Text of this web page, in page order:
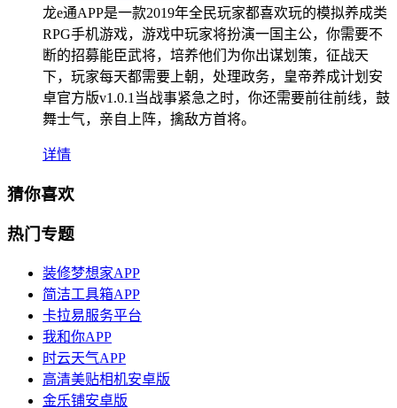
龙e通APP是一款2019年全民玩家都喜欢玩的模拟养成类
RPG手机游戏，游戏中玩家将扮演一国主公，你需要不
断的招募能臣武将，培养他们为你出谋划策，征战天
下，玩家每天都需要上朝，处理政务，皇帝养成计划安
卓官方版v1.0.1当战事紧急之时，你还需要前往前线，鼓
舞士气，亲自上阵，擒敌方首将。
详情
猜你喜欢
热门专题
装修梦想家APP
简洁工具箱APP
卡拉易服务平台
我和你APP
时云天气APP
高清美贴相机安卓版
金乐铺安卓版